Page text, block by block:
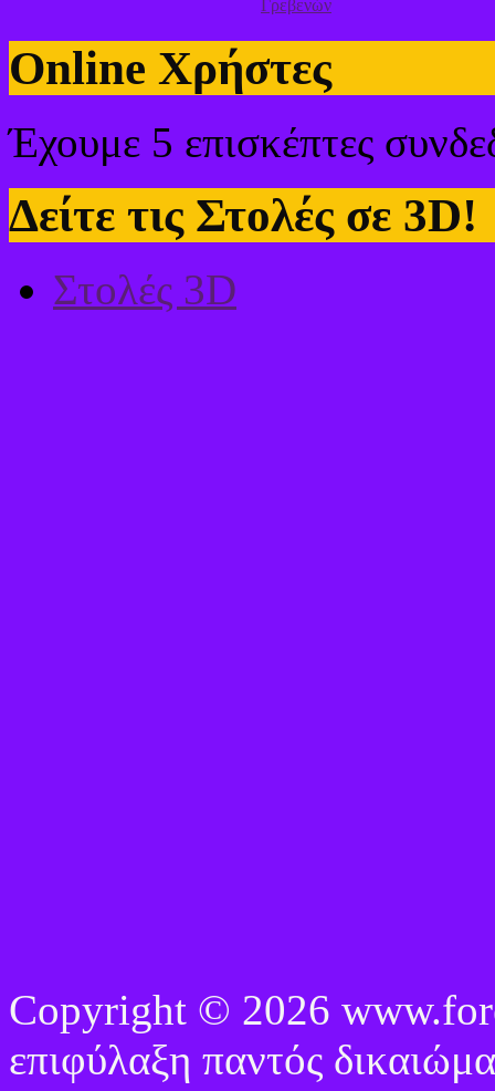
Online Χρήστες
Έχουμε 5 επισκέπτες
Δείτε τις Στολές σε 3D!
Στολές 3D
Copyright © 2026
επιφύλαξη παντός